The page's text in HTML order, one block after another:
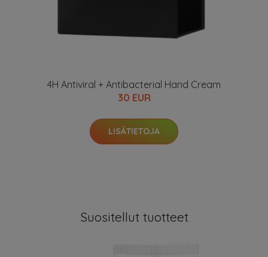
4H Antiviral + Antibacterial Hand Cream
30 EUR
LISÄTIETOJA
Suositellut tuotteet